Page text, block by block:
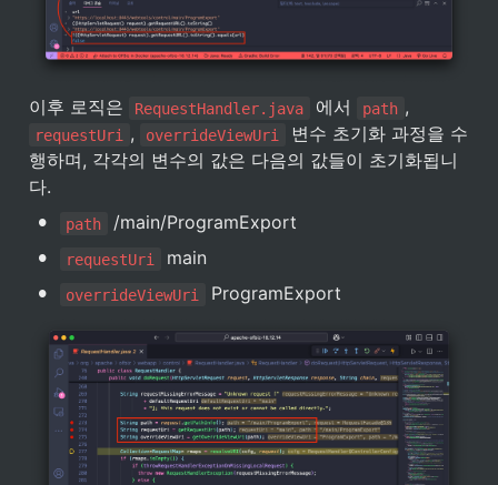
이후 로직은 RequestHandler.java 에서 path
requestUri , overrideViewUri
변수 초기화 과정을 수
행하며, 각각의 변수의 값은 다음의 값들이 초기화됩니
다.
• path /main/ProgramExport
• requestUri main
• overrideViewUri ProgramExport